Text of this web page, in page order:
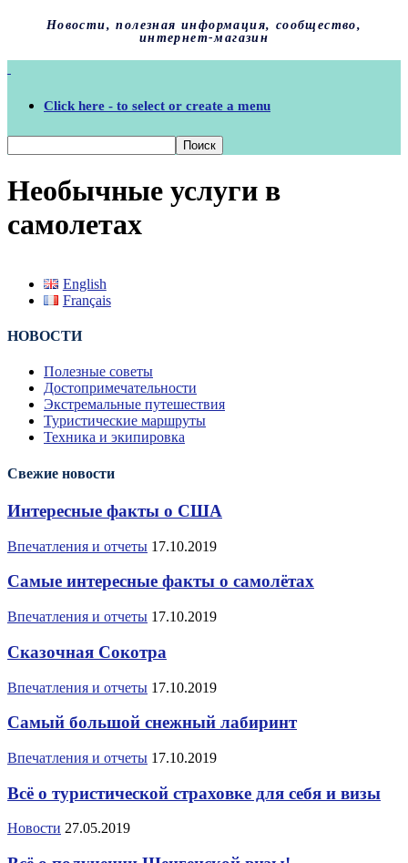
Новости, полезная информация, сообщество,
интернет-магазин
Click here - to select or create a menu
Необычные услуги в
самолетах
English
Français
НОВОСТИ
Полезные советы
Достопримечательности
Экстремальные путешествия
Туристические маршруты
Техника и экипировка
Свежие новости
Интересные факты о США
Впечатления и отчеты 17.10.2019
Самые интересные факты о самолётах
Впечатления и отчеты 17.10.2019
Сказочная Сокотра
Впечатления и отчеты 17.10.2019
Самый большой снежный лабиринт
Впечатления и отчеты 17.10.2019
Всё о туристической страховке для себя и визы
Новости 27.05.2019